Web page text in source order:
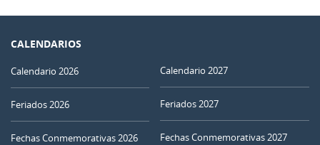
CALENDARIOS
Calendario 2026
Feriados 2026
Fechas Conmemorativas 2026
Calendario 2027
Feriados 2027
Fechas Conmemorativas 2027